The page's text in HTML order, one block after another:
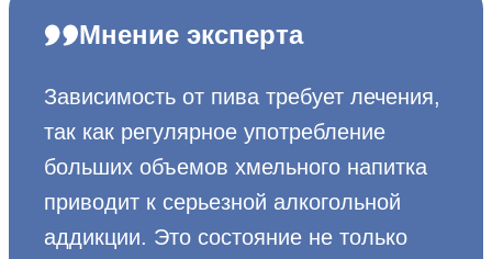
Мнение эксперта
Зависимость от пива требует лечения,
так как регулярное употребление
больших объемов хмельного напитка
приводит к серьезной алкогольной
аддикции. Это состояние не только